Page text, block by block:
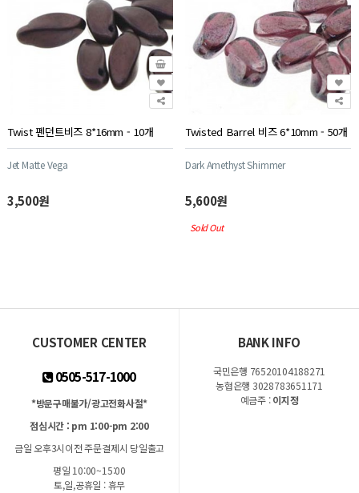
Twist 펜던트비즈 8*16mm - 10개
Jet Matte Vega
3,500원
Twisted Barrel 비즈 6*10mm - 50개
Dark Amethyst Shimmer
5,600원
Sold Out
CUSTOMER CENTER
0505-517-1000
*방문구매불가/광고전화사절*
점심시간 : pm 1:00-pm 2:00
금일 오후3시이전 주문결제시 당일출고
평일 10:00~15:00
토,일,공휴일 : 휴무
BANK INFO
국민은행 76520104188271
농협은행 3028783651171
예금주 :이지정